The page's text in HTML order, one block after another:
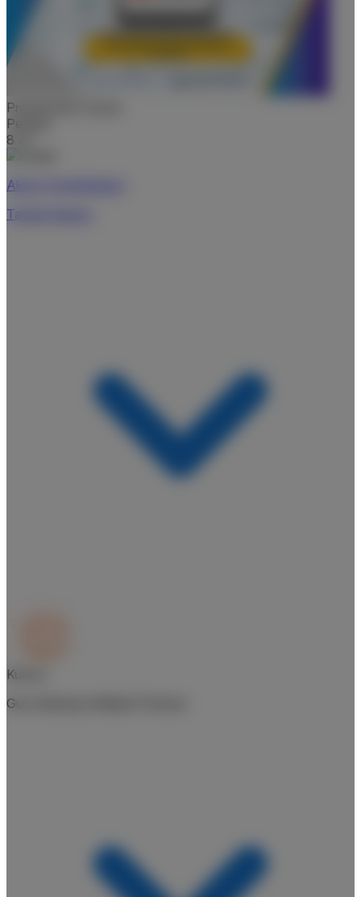
Productivity Course
Pemula
8 JP
Akses Pembelajaran
Tandai Selesai
Kursus
Guru Berkarya Melalui Podcast